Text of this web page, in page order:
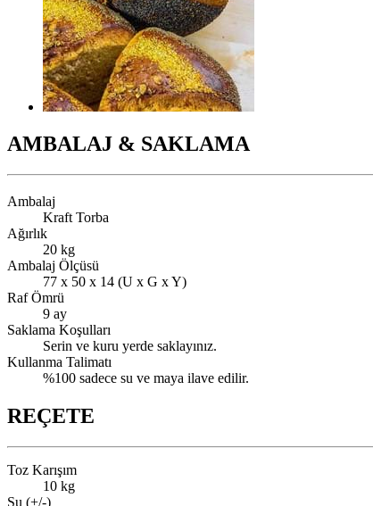
AMBALAJ & SAKLAMA
Ambalaj
Kraft Torba
Ağırlık
20 kg
Ambalaj Ölçüsü
77 x 50 x 14 (U x G x Y)
Raf Ömrü
9 ay
Saklama Koşulları
Serin ve kuru yerde saklayınız.
Kullanma Talimatı
%100 sadece su ve maya ilave edilir.
REÇETE
Toz Karışım
10 kg
Su (+/-)